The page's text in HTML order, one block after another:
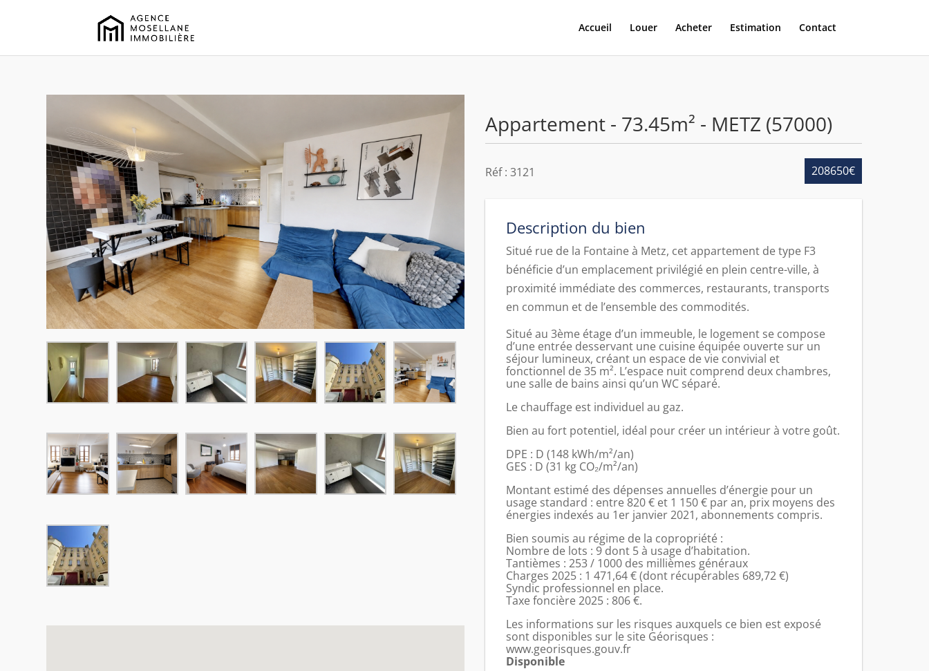
Accueil Louer Acheter Estimation Contact
Appartement - 73.45m² - METZ (57000)
208650€
Réf : 3121
Description du bien
Situé rue de la Fontaine à Metz, cet appartement de type F3
bénéficie d’un emplacement privilégié en plein centre-ville, à
proximité immédiate des commerces, restaurants, transports
en commun et de l’ensemble des commodités.
Situé au 3ème étage d’un immeuble, le logement se compose
d’une entrée desservant une cuisine équipée ouverte sur un
séjour lumineux, créant un espace de vie convivial et
fonctionnel de 35 m². L’espace nuit comprend deux chambres,
une salle de bains ainsi qu’un WC séparé.
Le chauffage est individuel au gaz.
Bien au fort potentiel, idéal pour créer un intérieur à votre goût.
DPE : D (148 kWh/m²/an)
GES : D (31 kg CO₂/m²/an)
Montant estimé des dépenses annuelles d’énergie pour un
usage standard : entre 820 € et 1 150 € par an, prix moyens des
énergies indexés au 1er janvier 2021, abonnements compris.
Bien soumis au régime de la copropriété :
Nombre de lots : 9 dont 5 à usage d’habitation.
Tantièmes : 253 / 1000 des millièmes généraux
Charges 2025 : 1 471,64 € (dont récupérables 689,72 €)
Syndic professionnel en place.
Taxe foncière 2025 : 806 €.
Les informations sur les risques auxquels ce bien est exposé
sont disponibles sur le site Géorisques :
www.georisques.gouv.fr
Disponible